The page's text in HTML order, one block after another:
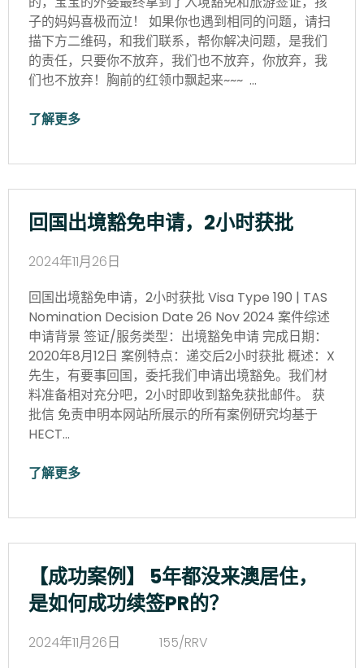
子的妈妈喜极而泣！ 如果你也遇到相同的问题，请扫
描下方二维码，和我们联系，帮你解决问题，是我们
的责任，只要你不放弃，我们也不放弃，你放弃，我
们也不放弃！胸前的红领巾飘起来~~~ …
了解更多
回国出境豁免申请，2小时获批
2024年11月26日
回国出境豁免申请，2小时获批 Visa Type 190 | TAS
Nomination Decision Date 26 Nov 2024 案件综述
申请背景 签证/服务类型：出境豁免申请 完成日期：
2020年8月12日 案例特点：递交后2小时获批 概述：X
先生，有要事回国，委托我们申请出境豁免。我们材
料准备相对充分吧，2小时即收到豁免获批邮件。 获
批信 免责申明本网站所展示的所有案例研究均基于
HECT…
了解更多
【成功案例】 5年都没来澳居住，
是如何成功续签PR的？
2024年11月26日
155/RRV